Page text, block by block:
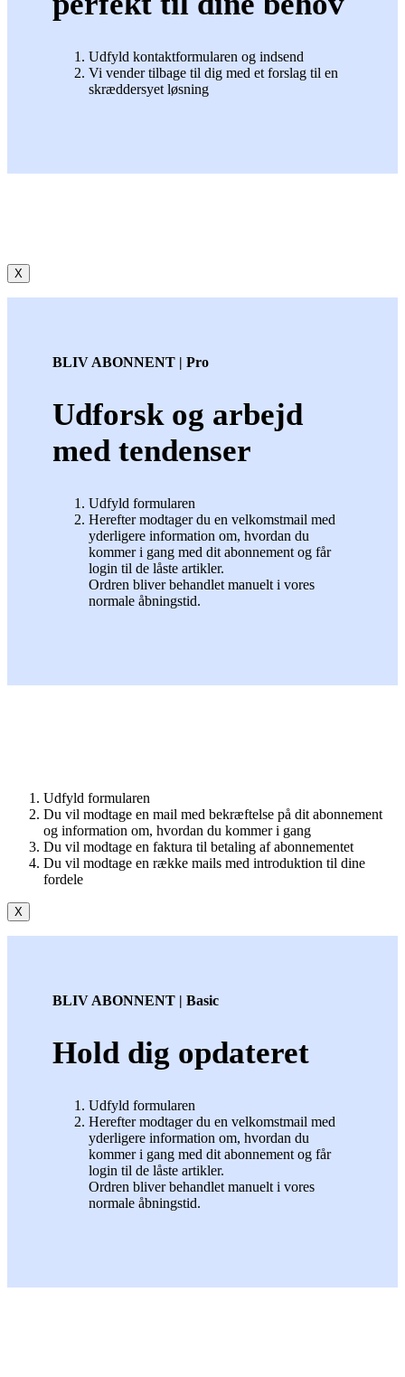
Udfyld kontaktformularen og indsend
Vi vender tilbage til dig med et forslag til en
skræddersyet løsning
X
BLIV ABONNENT | Pro
Udforsk og arbejd
med tendenser
Udfyld formularen
Herefter modtager du en velkomstmail med
yderligere information om, hvordan du
kommer i gang med dit abonnement og får
login til de låste artikler.
Ordren bliver behandlet manuelt i vores
normale åbningstid.
Udfyld formularen
Du vil modtage en mail med bekræftelse på dit abonnement
og information om, hvordan du kommer i gang
Du vil modtage en faktura til betaling af abonnementet
Du vil modtage en række mails med introduktion til dine
fordele
X
BLIV ABONNENT | Basic
Hold dig opdateret
Udfyld formularen
Herefter modtager du en velkomstmail med
yderligere information om, hvordan du
kommer i gang med dit abonnement og får
login til de låste artikler.
Ordren bliver behandlet manuelt i vores
normale åbningstid.